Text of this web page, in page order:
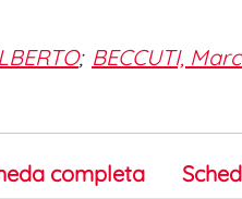
; BECCUTI,
completa